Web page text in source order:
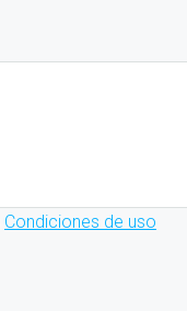
Condiciones de uso